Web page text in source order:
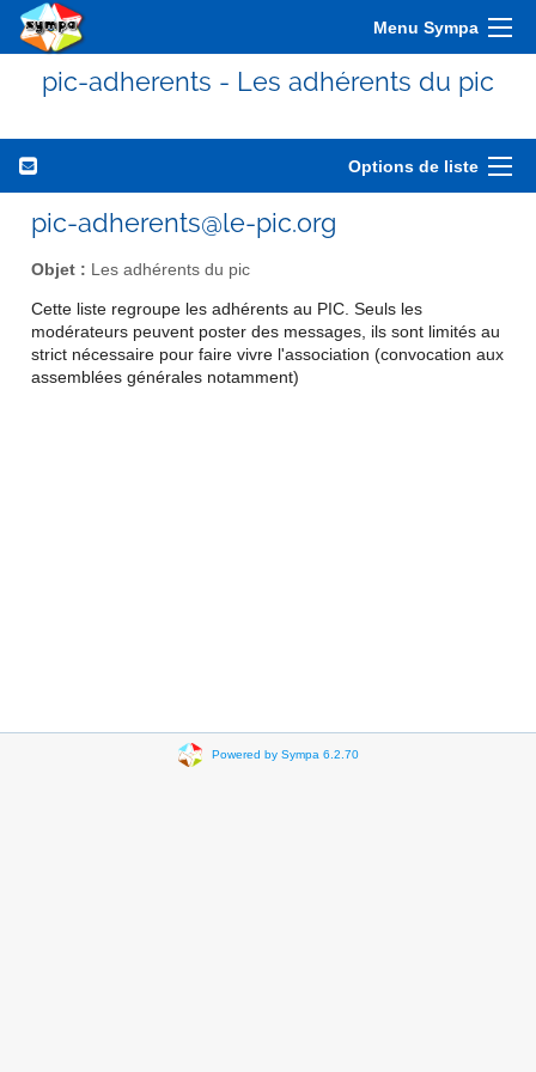
Menu Sympa
pic-adherents - Les adhérents du pic
Options de liste
pic-adherents@le-pic.org
Objet : Les adhérents du pic
Cette liste regroupe les adhérents au PIC. Seuls les
modérateurs peuvent poster des messages, ils sont limités au
strict nécessaire pour faire vivre l'association (convocation aux
assemblées générales notamment)
Powered by Sympa 6.2.70